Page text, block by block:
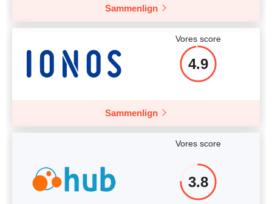
Sammenlign
Vores score
4.9
Sammenlign
Vores score
3.8